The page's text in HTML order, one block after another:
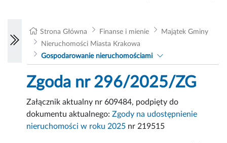
Strona Główna Finanse i mienie
Majątek Gminy
Nieruchomości Miasta Krakowa
Gospodarowanie nieruchomościami
Zgoda nr 296/2025/ZG
Załącznik aktualny nr 609484, podpięty do
dokumentu aktualnego:Zgody na udostępnienie
nieruchomości w roku 2025 nr 219515